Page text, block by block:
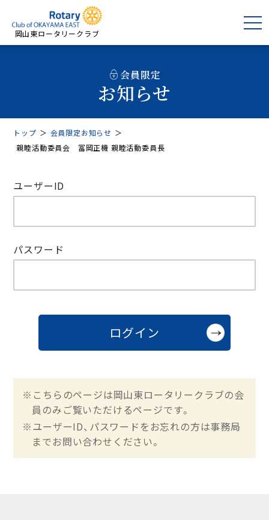
岡山東ロータリークラブ
会員限定
お知らせ
トップ ＞ 会員限定お知らせ ＞
親睦活動委員会 冨岡正機 親睦活動委員長
ユーザーID
パスワード
※こちらのページは岡山東ロータリークラブの会
員のみご覧いただけるページです。
※ユーザーID、パスワードをお忘れの方は事務局
までお問い合わせください。